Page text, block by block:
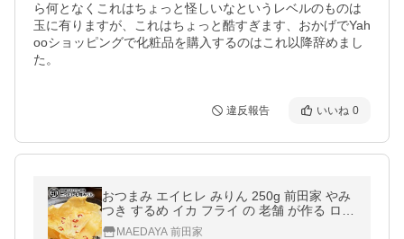
ら何となくこれはちょっと怪しいなというレベルのものは
玉に有りますが、これはちょっと酷すぎます、おかげでYah
ooショッピングで化粧品を購入するのはこれ以降辞めまし
た。
違反報告 いいね 0
おつまみ エイヒレ みりん 250g 前田家 やみ
つき するめ イカ フライ の 老舗 が作る ロン
グセラー おやつ 国内加工
MAEDAYA 前田家